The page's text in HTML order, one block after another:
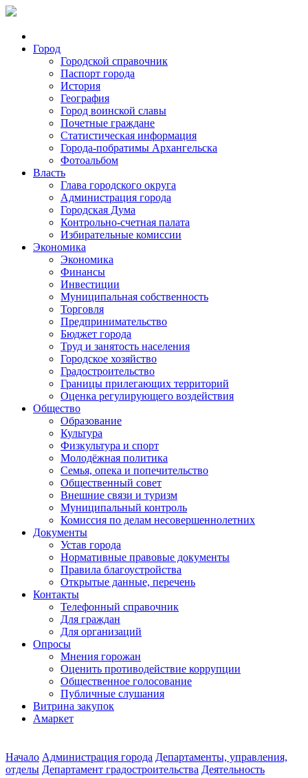
Город
Городской справочник
Паспорт города
История
География
Город воинской славы
Почетные граждане
Статистическая информация
Города-побратимы Архангельска
Фотоальбом
Власть
Глава городского округа
Администрация города
Городская Дума
Контрольно-счетная палата
Избирательные комиссии
Экономика
Экономика
Финансы
Инвестиции
Муниципальная собственность
Торговля
Предпринимательство
Бюджет города
Труд и занятость населения
Городское хозяйство
Градостроительство
Границы прилегающих территорий
Оценка регулирующего воздействия
Общество
Образование
Культура
Физкультура и спорт
Молодёжная политика
Семья, опека и попечительство
Общественный совет
Внешние связи и туризм
Муниципальный контроль
Комиссия по делам несовершеннолетних
Документы
Устав города
Нормативные правовые документы
Правила благоустройства
Открытые данные, перечень
Контакты
Телефонный справочник
Для граждан
Для организаций
Опросы
Мнения горожан
Оценить противодействие коррупции
Общественное голосование
Публичные слушания
Витрина закупок
Амаркет
Начало Администрация города Департаменты, управления,
отделы Департамент градостроительства Деятельность